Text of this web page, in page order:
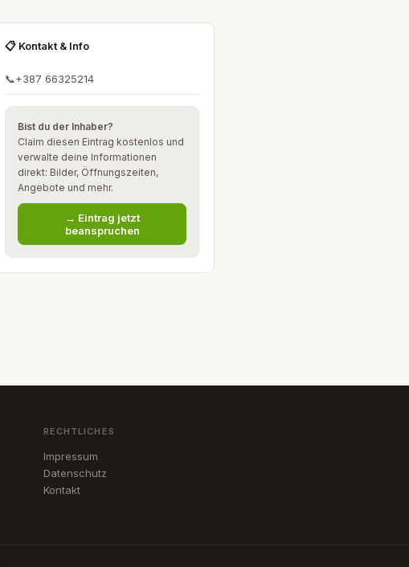
📋 Kontakt & Info
📞+387 66325214
Bist du der Inhaber?
Claim diesen Eintrag kostenlos und
verwalte deine Informationen
direkt: Bilder, Öffnungszeiten,
Angebote und mehr.
→ Eintrag jetzt
beanspruchen
RECHTLICHES
Impressum
Datenschutz
Kontakt